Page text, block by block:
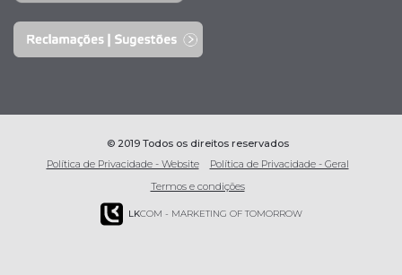
© 2019 Todos os direitos reservados
Política de Privacidade - Website
Política de Privacidade - Geral
Termos e condições
LKCOM - MARKETING OF TOMORROW